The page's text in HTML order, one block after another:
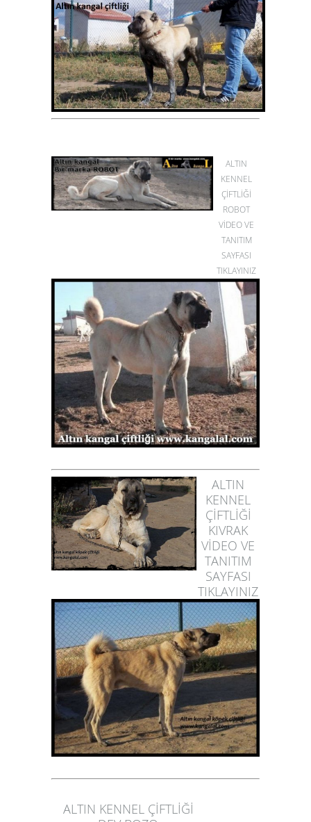
ALTIN
KENNEL
ÇİFTLİĞİ
ROBOT
VİDEO VE
TANITIM
SAYFASI
TIKLAYINIZ
ALTIN
KENNEL
ÇİFTLİĞİ
KIVRAK
VİDEO VE
TANITIM
SAYFASI
TIKLAYINIZ
ALTIN KENNEL ÇİFTLİĞİ